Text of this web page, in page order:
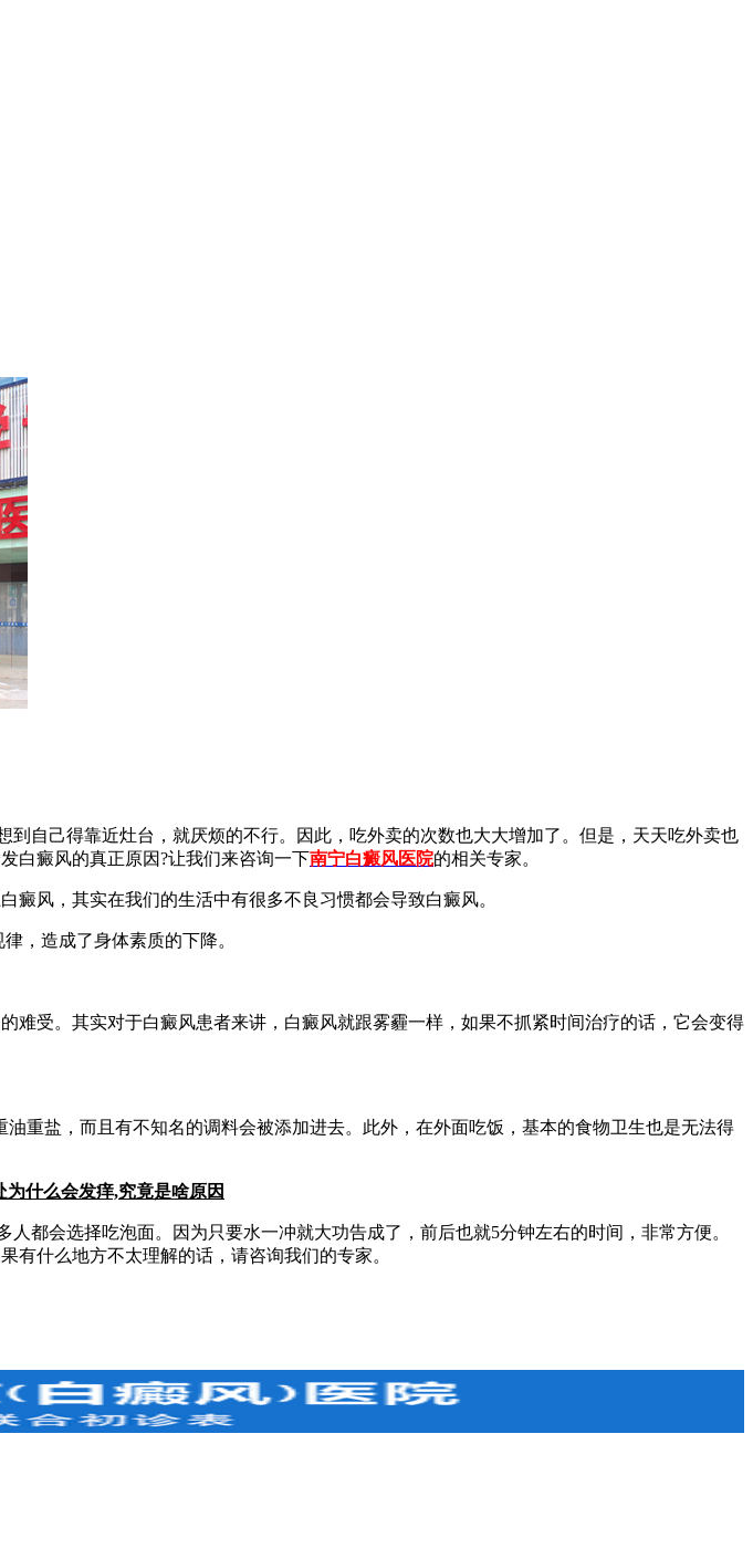
己得靠近灶台，就厌烦的不行。因此，吃外卖的次数也大大增加了。但是，天天吃外卖也
白癜风的真正原因?让我们来咨询一下南宁白癜风医院的相关专家。
风，其实在我们的生活中有很多不良习惯都会导致白癜风。
，造成了身体素质的下降。
受。其实对于白癜风患者来讲，白癜风就跟雾霾一样，如果不抓紧时间治疗的话，它会变得
盐，而且有不知名的调料会被添加进去。此外，在外面吃饭，基本的食物卫生也是无法得
为什么会发痒,究竟是啥原因
会选择吃泡面。因为只要水一冲就大功告成了，前后也就5分钟左右的时间，非常方便。
有什么地方不太理解的话，请咨询我们的专家。